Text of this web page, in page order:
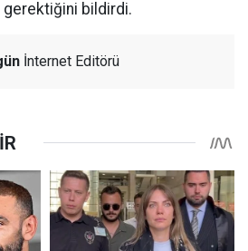
gerektiğini bildirdi.
İnternet Editörü